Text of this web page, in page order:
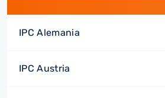
IPC Alemania
IPC Austria